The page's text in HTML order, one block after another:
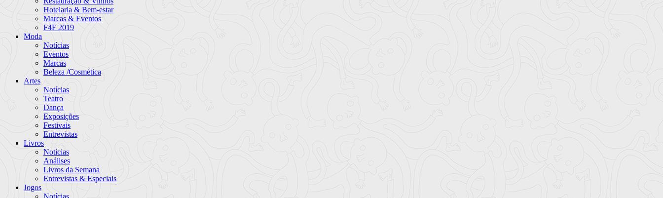
Hotelaria & Bem-estar
Marcas & Eventos
F4F 2019
Moda
Notícias
Eventos
Marcas
Beleza /Cosmética
Artes
Notícias
Teatro
Dança
Exposições
Festivais
Entrevistas
Livros
Notícias
Análises
Livros da Semana
Entrevistas & Especiais
Jogos
Notícias